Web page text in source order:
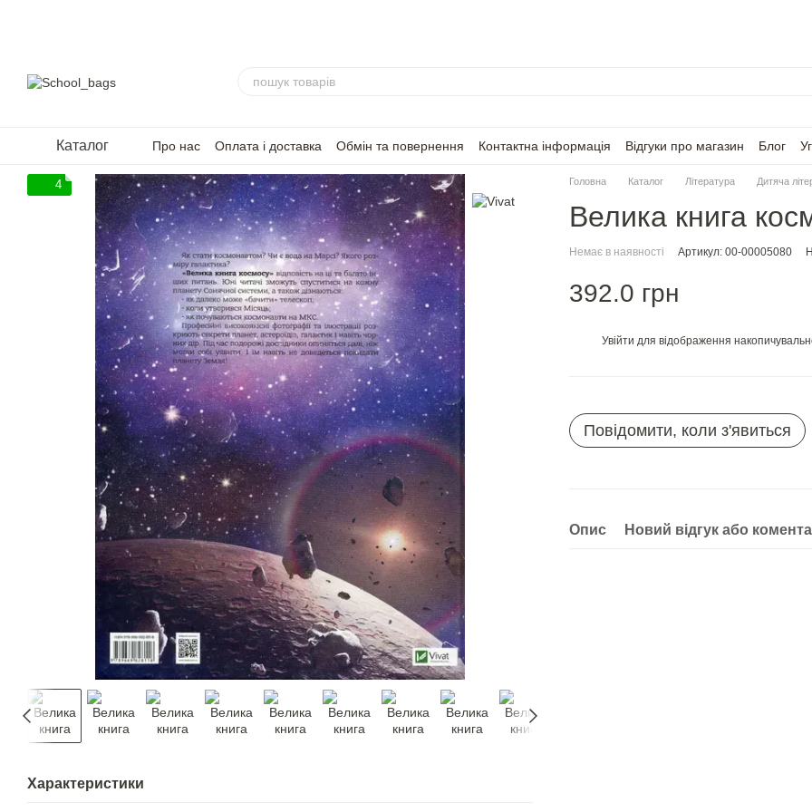
Каталог Про нас Оплата і доставка Обмін та повернення Контактна інформація Відгуки про магазин Блог
4
Характеристики
Головна Каталог Література Дитяча
Велика книга
Немає в наявності Артикул: 00-00005080
392.0 грн
Увійти для відображення
Повідомити, коли з'явиться
Опис Новий відгук або